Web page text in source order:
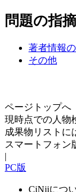
問題の指摘
著者情報
その他
ページトップへ
現時点での人物
成果物リストに
スマートフォン
|
PC版
CiNiiにつ